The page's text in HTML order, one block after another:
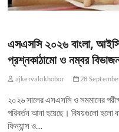
এসএসসি ২০২৬ বাংলা,
প্রশ্নকাঠামো ও নম্বর
ajkervalokhobor 28
২০২৬ সালের এসএসসি ও সমমানের
পরিবর্তন আনা হয়েছে। বিষয়গুলো হলো
ফিন্যান্স ও…